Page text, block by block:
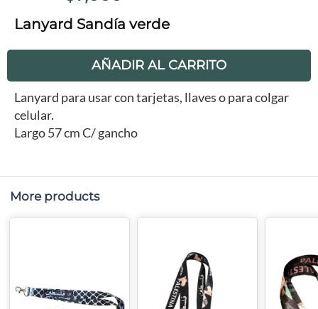
Lanyard Sandía verde
AÑADIR AL CARRITO
Lanyard para usar con tarjetas, llaves o para colgar
celular.
Largo 57 cm C/ gancho
More products